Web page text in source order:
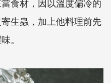
生蟲，加上他料理前先
。